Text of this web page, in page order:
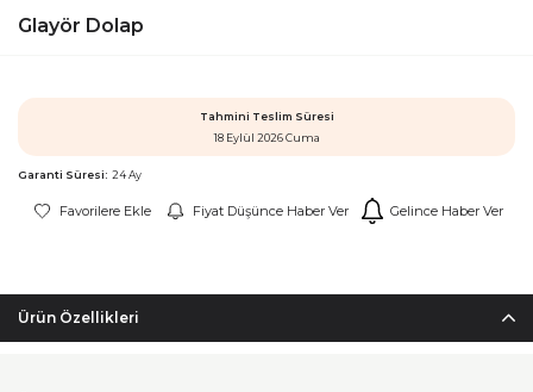
Glayör Dolap
Tahmini Teslim Süresi
18 Eylül 2026 Cuma
Garanti Süresi: 24 Ay
Favorilere Ekle Fiyat Düşünce Haber Ver Gelince Haber Ver
Ürün Özellikleri